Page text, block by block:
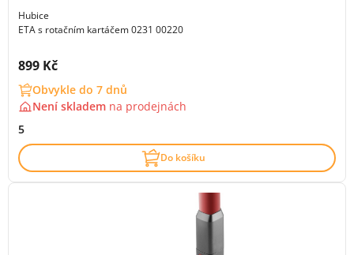
Hubice
ETA s rotačním kartáčem 0231 00220
Cena s DPH:
899 Kč
Obvykle do 7 dnů
Není skladem na prodejnách
5
Do košíku